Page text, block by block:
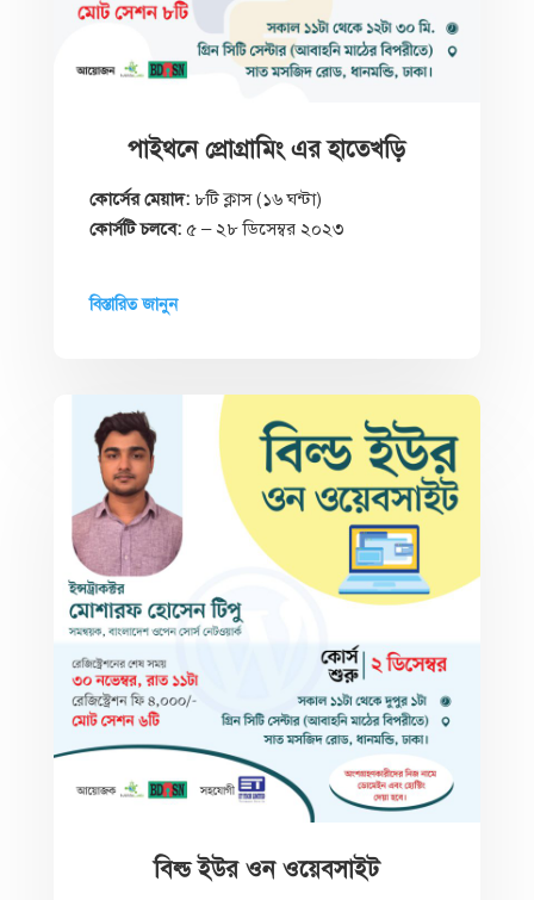
পাইথনে প্রোগ্রামিং এর হাতেখড়ি
কোর্সের মেয়াদ:৮টি ক্লাস (১৬ ঘন্টা)
কোর্সটি চলবে:৫ – ২৮ ডিসেম্বর ২০২৩
বিস্তারিত জানুন
বিল্ড ইউর ওন ওয়েবসাইট